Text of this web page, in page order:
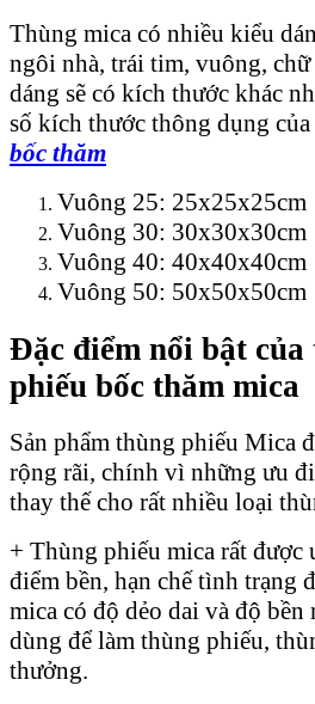
Thùng mica có nhiều kiểu
ngôi nhà, trái tim, vuông,
dáng sẽ có kích thước khác
số kích thước thông dụng của
bốc thăm
Vuông 25: 25x25x25cm
Vuông 30: 30x30x30cm
Vuông 40: 40x40x40cm
Vuông 50: 50x50x50cm
Đặc điểm nổi bật của
phiếu bốc thăm mica
Sản phẩm thùng phiếu Mica
rộng rãi, chính vì những ưu
thay thế cho rất nhiều loại
+ Thùng phiếu mica rất được
điểm bền, hạn chế tình trạng
mica có độ dẻo dai và độ bền
dùng để làm thùng phiếu,
thưởng.